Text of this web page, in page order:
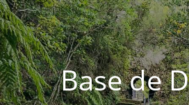
Base de